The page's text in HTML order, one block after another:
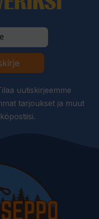
uutiskirjeemme
tarjoukset ja muut